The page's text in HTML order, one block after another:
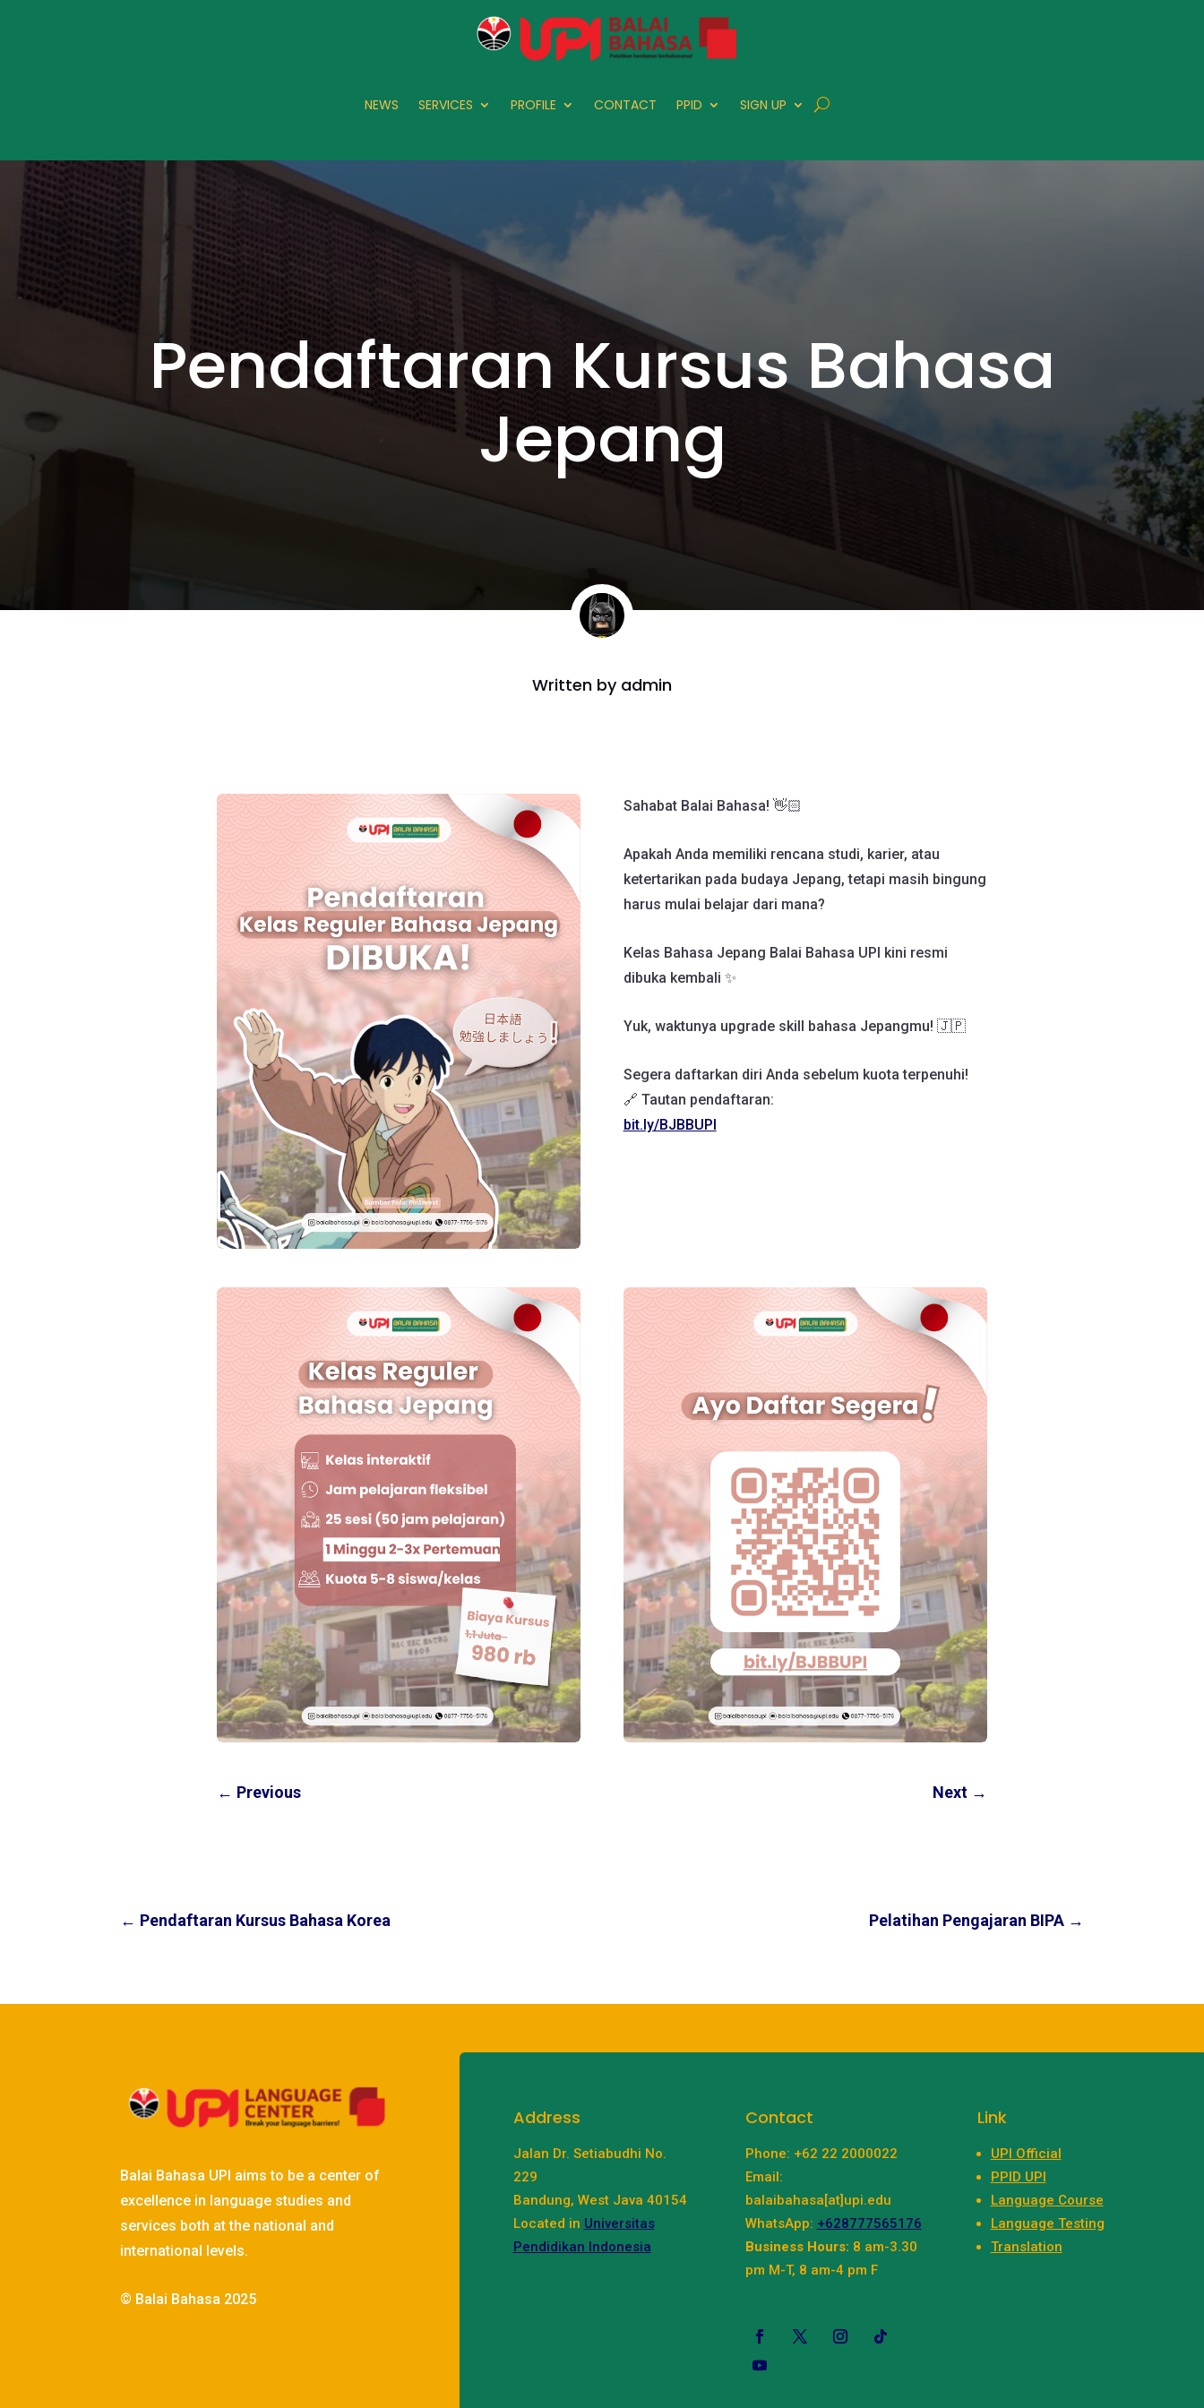
NEWS SERVICES PROFILE CONTACT PPID SIGN UP
Pendaftaran Kursus Bahasa
Jepang
Written by admin
Sahabat Balai Bahasa! 👋🏻
Apakah Anda memiliki rencana studi, karier, atau
ketertarikan pada budaya Jepang, tetapi masih bingung
harus mulai belajar dari mana?
Kelas Bahasa Jepang Balai Bahasa UPI kini resmi
dibuka kembali ✨
Yuk, waktunya upgrade skill bahasa Jepangmu! 🇯🇵
Segera daftarkan diri Anda sebelum kuota terpenuhi!
🔗 Tautan pendaftaran:
bit.ly/BJBBUPI
← Previous Next →
← Pendaftaran Kursus Bahasa Korea Pelatihan Pengajaran BIPA→
Balai Bahasa UPI aims to be a center of
excellence in language studies and
services both at the national and
international levels.
© Balai Bahasa 2025
Address
Jalan Dr. Setiabudhi No.
229
Bandung, West Java 40154
Located in Universitas
Pendidikan Indonesia
Contact
Phone: +62 22 2000022
Email:
balaibahasa[at]upi.edu
WhatsApp: +628777565176
Business Hours: 8 am-3.30
pm M-T, 8 am-4 pm F
Link
UPI Official
PPID UPI
Language Course
Language Testing
Translation